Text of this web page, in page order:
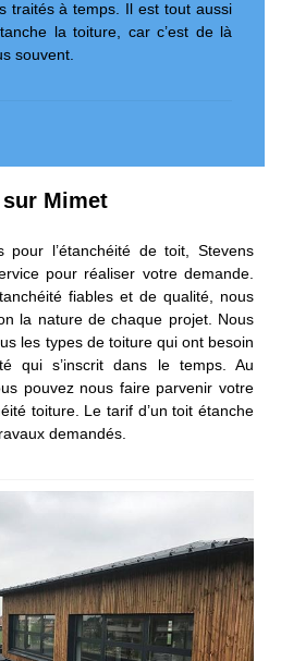
traités à temps. Il est tout aussi
la toiture, car c’est de là
souvent.
Mimet
l’étanchéité de toit, Stevens
pour réaliser votre demande.
fiables et de qualité, nous
la nature de chaque projet. Nous
les types de toiture qui ont besoin
qui s’inscrit dans le temps. Au
pouvez nous faire parvenir votre
toiture. Le tarif d’un toit étanche
demandés.